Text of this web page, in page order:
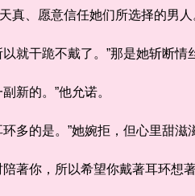
、愿意信任她们所选择的男人
干跪不戴了。”那是她斩断情
的。”他允诺。
多的是。”她婉拒，但心里甜滋
你，所以希望你戴著耳环想